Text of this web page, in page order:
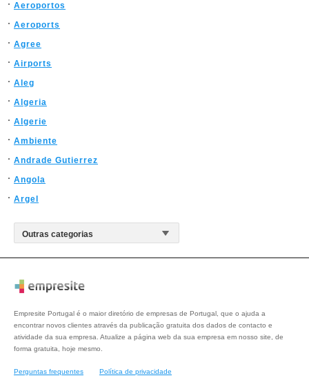
Aeroportos
Aeroports
Agree
Airports
Aleg
Algeria
Algerie
Ambiente
Andrade Gutierrez
Angola
Argel
Empresite Portugal é o maior diretório de empresas de Portugal, que o ajuda a
encontrar novos clientes através da publicação gratuita dos dados de contacto e
atividade da sua empresa. Atualize a página web da sua empresa em nosso site, de
forma gratuita, hoje mesmo.
Perguntas frequentes Política de privacidade